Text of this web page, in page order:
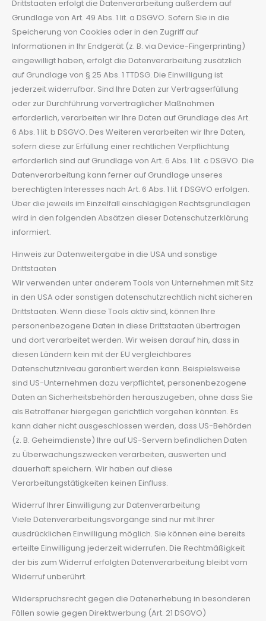
Drittstaaten erfolgt die Datenverarbeitung außerdem auf
Grundlage von Art. 49 Abs. 1 lit. a DSGVO. Sofern Sie in die
Speicherung von Cookies oder in den Zugriff auf
Informationen in Ihr Endgerät (z. B. via Device-Fingerprinting)
eingewilligt haben, erfolgt die Datenverarbeitung zusätzlich
auf Grundlage von § 25 Abs. 1 TTDSG. Die Einwilligung ist
jederzeit widerrufbar. Sind Ihre Daten zur Vertragserfüllung
oder zur Durchführung vorvertraglicher Maßnahmen
erforderlich, verarbeiten wir Ihre Daten auf Grundlage des Art.
6 Abs. 1 lit. b DSGVO. Des Weiteren verarbeiten wir Ihre Daten,
sofern diese zur Erfüllung einer rechtlichen Verpflichtung
erforderlich sind auf Grundlage von Art. 6 Abs. 1 lit. c DSGVO. Die
Datenverarbeitung kann ferner auf Grundlage unseres
berechtigten Interesses nach Art. 6 Abs. 1 lit. f DSGVO erfolgen.
Über die jeweils im Einzelfall einschlägigen Rechtsgrundlagen
wird in den folgenden Absätzen dieser Datenschutzerklärung
informiert.
Hinweis zur Datenweitergabe in die USA und sonstige
Drittstaaten
Wir verwenden unter anderem Tools von Unternehmen mit Sitz
in den USA oder sonstigen datenschutzrechtlich nicht sicheren
Drittstaaten. Wenn diese Tools aktiv sind, können Ihre
personenbezogene Daten in diese Drittstaaten übertragen
und dort verarbeitet werden. Wir weisen darauf hin, dass in
diesen Ländern kein mit der EU vergleichbares
Datenschutzniveau garantiert werden kann. Beispielsweise
sind US-Unternehmen dazu verpflichtet, personenbezogene
Daten an Sicherheitsbehörden herauszugeben, ohne dass Sie
als Betroffener hiergegen gerichtlich vorgehen könnten. Es
kann daher nicht ausgeschlossen werden, dass US-Behörden
(z. B. Geheimdienste) Ihre auf US-Servern befindlichen Daten
zu Überwachungszwecken verarbeiten, auswerten und
dauerhaft speichern. Wir haben auf diese
Verarbeitungstätigkeiten keinen Einfluss.
Widerruf Ihrer Einwilligung zur Datenverarbeitung
Viele Datenverarbeitungsvorgänge sind nur mit Ihrer
ausdrücklichen Einwilligung möglich. Sie können eine bereits
erteilte Einwilligung jederzeit widerrufen. Die Rechtmäßigkeit
der bis zum Widerruf erfolgten Datenverarbeitung bleibt vom
Widerruf unberührt.
Widerspruchsrecht gegen die Datenerhebung in besonderen
Fällen sowie gegen Direktwerbung (Art. 21 DSGVO)